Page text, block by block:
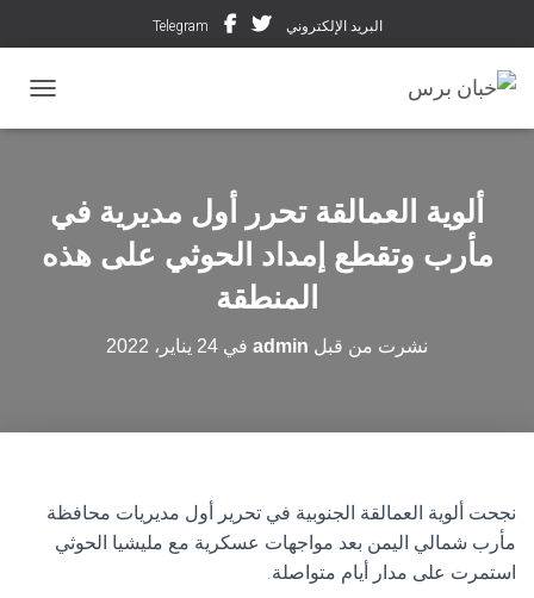
البريد الإلكتروني Telegram
ألوية العمالقة تحرر أول مديرية في
مأرب وتقطع إمداد الحوثي على هذه
المنطقة
نشرت من قبل admin في 24 يناير، 2022
نجحت ألوية العمالقة الجنوبية في تحرير أول مديريات محافظة
مأرب شمالي اليمن بعد مواجهات عسكرية مع مليشيا الحوثي
استمرت على مدار أيام متواصلة.